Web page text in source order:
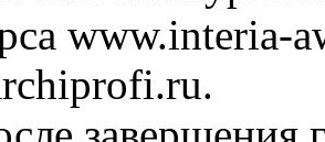
www.interia-